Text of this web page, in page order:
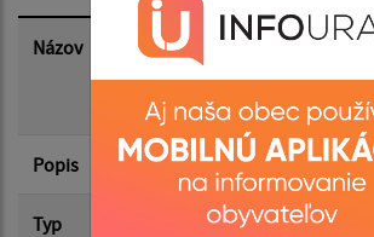
Dátum zverejnenia do:
Filtrovať
Názov
O Z N Á M E N I E O
doplnkov č.2 ÚZEMNÉHO
NIŽNÝ LÁNEC
Popis Textová časť
Typ
Územný plán